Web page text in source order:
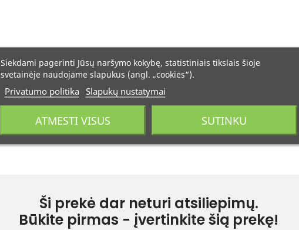
Ši prekė dar neturi atsiliepimų.
Būkite pirmas - įvertinkite šią prekę!
Siekdami pagerinti Jūsų naršymo kokybę, statistiniais tikslais šioje
svetainėje naudojame slapukus (angl. „cookies“).
Privatumo politika Slapukų nustatymai
ATMESTI VISUS SUTINKU